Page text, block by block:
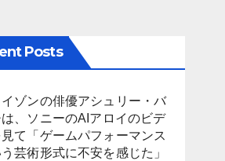
Posts
ゾンの俳優アシュリー・バ
は、ソニーのAIアロイのビデ
て「ゲームパフォーマンス
芸術形式に不安を感じた」